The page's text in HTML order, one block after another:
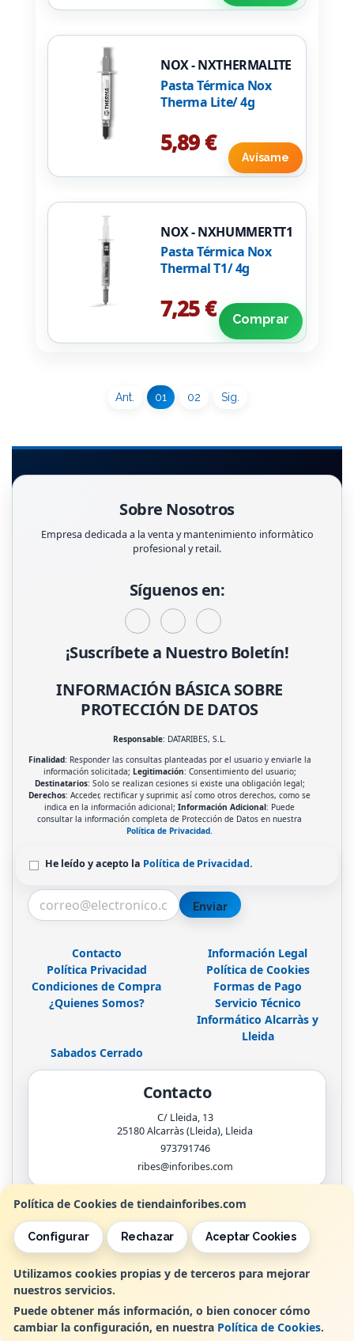
NOX - NXTHERMALITE
Pasta Térmica Nox
Therma Lite/ 4g
5,89 €
Avísame
NOX - NXHUMMERTT1
Pasta Térmica Nox
Thermal T1/ 4g
7,25 € Comprar
Ant. 01 02 Sig.
Política de Cookies de tiendainforibes.com
Configurar Rechazar Aceptar Cookies
Utilizamos cookies propias y de terceros para mejorar
nuestros servicios.
Puede obtener más información, o bien conocer cómo
cambiar la configuración, en nuestra Política de Cookies.
Sobre Nosotros
Empresa dedicada a la venta y mantenimiento informàtico
profesional y retail.
Síguenos en:
¡Suscríbete a Nuestro Boletín!
INFORMACIÓN BÁSICA SOBRE
PROTECCIÓN DE DATOS
Responsable: DATARIBES, S.L.
Finalidad: Responder las consultas planteadas por el usuario y enviarle la
información solicitada; Legitimación: Consentimiento del usuario;
Destinatarios: Solo se realizan cesiones si existe una obligación legal;
Derechos: Acceder, rectificar y suprimir, así como otros derechos, como se
indica en la información adicional;Información Adicional: Puede
consultar la información completa de Protección de Datos en nuestra
Política de Privacidad
He leído y acepto la Política de Privacidad.
Enviar
Contacto
Información Legal
Política Privacidad
Política de Cookies
Condiciones de Compra
Formas de Pago
¿Quienes Somos?
Servicio Técnico
Informático Alcarràs y
Lleida
Sabados Cerrado
Contacto
C/ Lleida, 13
25180Alcarràs (Lleida), Lleida
973791746
ribes@inforibes.com
Horario
de 9:00am - 13:30am / 17:00pm - 20:00pm
, , , , España. - C.I.F.: B25362799 - Tfno: